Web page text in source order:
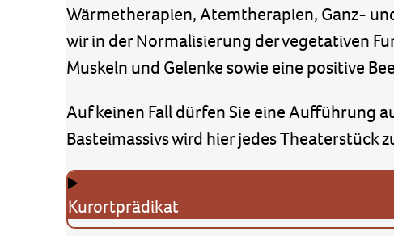
Wärmetherapien, Atemtherapien, Ganz-
wir in der Normalisierung der vegetativen
Muskeln und Gelenke sowie eine positive
Auf keinen Fall dürfen Sie eine Aufführung
Basteimassivs wird hier jedes Theaterstück
Kurortprädikat